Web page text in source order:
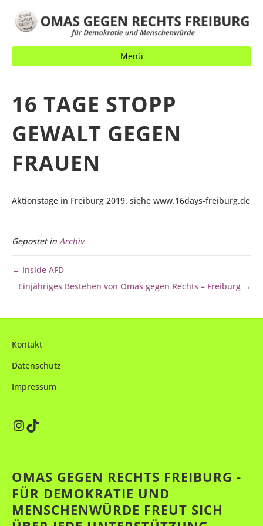
Menü
16 TAGE STOPP
GEWALT GEGEN
FRAUEN
Aktionstage in Freiburg 2019. siehe www.16days-freiburg.de
Gepostet in Archiv
← Inside AFD
Einjähriges Bestehen von Omas gegen Rechts – Freiburg →
Kontakt
Datenschutz
Impressum
Instagram
TikTok
OMAS GEGEN RECHTS FREIBURG -
FÜR DEMOKRATIE UND
MENSCHENWÜRDE FREUT SICH